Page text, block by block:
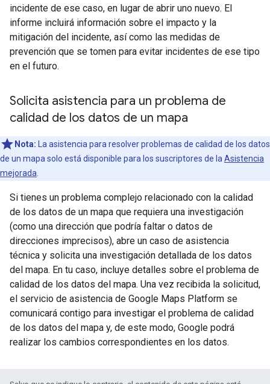
incidente de ese caso, en lugar de abrir uno nuevo. El
informe incluirá información sobre el impacto y la
mitigación del incidente, así como las medidas de
prevención que se tomen para evitar incidentes de ese tipo
en el futuro.
Solicita asistencia para un problema de
calidad de los datos de un mapa
Nota: La asistencia para resolver problemas de calidad de los datos
de un mapa solo está disponible para los suscriptores de la Asistencia
mejorada
Si tienes un problema complejo relacionado con la calidad
de los datos de un mapa que requiera una investigación
(como una dirección que podría faltar o datos de
direcciones imprecisos), abre un caso de asistencia
técnica y solicita una investigación detallada de los datos
del mapa. En tu caso, incluye detalles sobre el problema de
calidad de los datos del mapa. Una vez recibida la solicitud,
el servicio de asistencia de Google Maps Platform se
comunicará contigo para investigar el problema de calidad
de los datos del mapa y, de este modo, Google podrá
realizar los cambios correspondientes en los datos.